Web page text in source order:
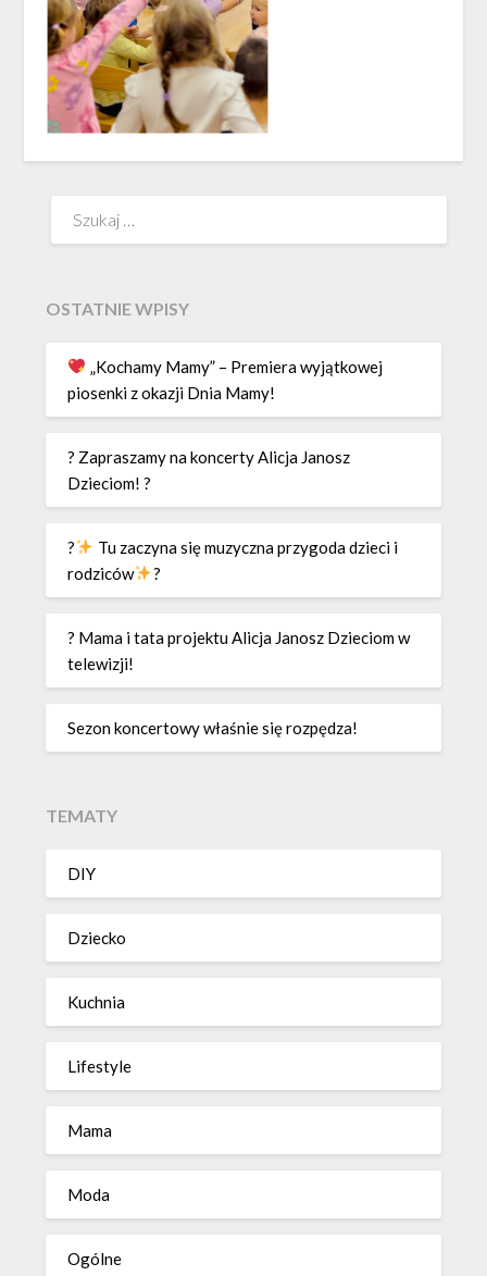
OSTATNIE WPISY
„Kochamy Mamy” – Premiera wyjątkowej
piosenki z okazji Dnia Mamy!
? Zapraszamy na koncerty Alicja Janosz
Dzieciom! ?
?
Tu zaczyna się muzyczna przygoda dzieci i
rodziców
?
? Mama i tata projektu Alicja Janosz Dzieciom w
telewizji!
Sezon koncertowy właśnie się rozpędza!
TEMATY
DIY
Dziecko
Kuchnia
Lifestyle
Mama
Moda
Ogólne